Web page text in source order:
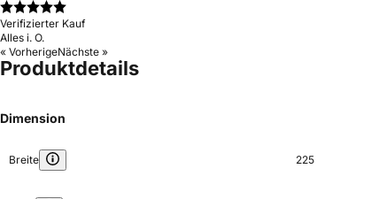
Verifizierter Kauf
Alles i. O.
« VorherigeNächste »
Produktdetails
Dimension
Breite 225